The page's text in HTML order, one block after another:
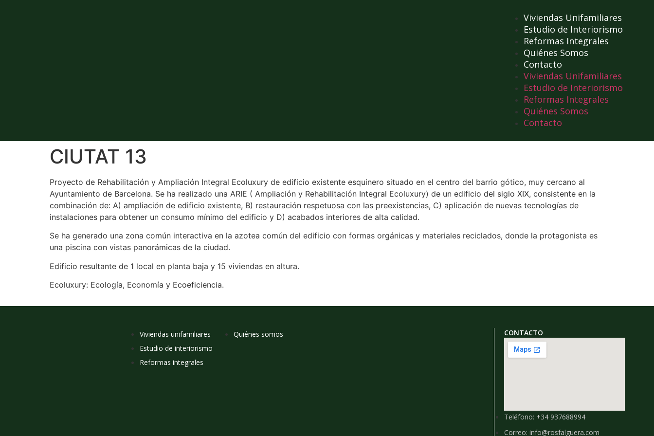
Viviendas Unifamiliares
Estudio de Interiorismo
Reformas Integrales
Quiénes Somos
Contacto
Viviendas Unifamiliares
Estudio de Interiorismo
Reformas Integrales
Quiénes Somos
Contacto
CIUTAT 13
Proyecto de Rehabilitación y Ampliación Integral Ecoluxury de edificio existente esquinero situado en el centro del barrio gótico, muy cercano al
Ayuntamiento de Barcelona. Se ha realizado una ARIE ( Ampliación y Rehabilitación Integral Ecoluxury) de un edificio del siglo XIX, consistente en la
combinación de: A) ampliación de edificio existente, B) restauración respetuosa con las preexistencias, C) aplicación de nuevas tecnologías de
instalaciones para obtener un consumo mínimo del edificio y D) acabados interiores de alta calidad.
Se ha generado una zona común interactiva en la azotea común del edificio con formas orgánicas y materiales reciclados, donde la protagonista es
una piscina con vistas panorámicas de la ciudad.
Edificio resultante de 1 local en planta baja y 15 viviendas en altura.
Ecoluxury: Ecología, Economía y Ecoeficiencia.
Viviendas unifamiliares
Estudio de interiorismo
Reformas integrales
Quiénes somos CONTACTO
Teléfono: +34 937688994
Correo: info@rosfalguera.com